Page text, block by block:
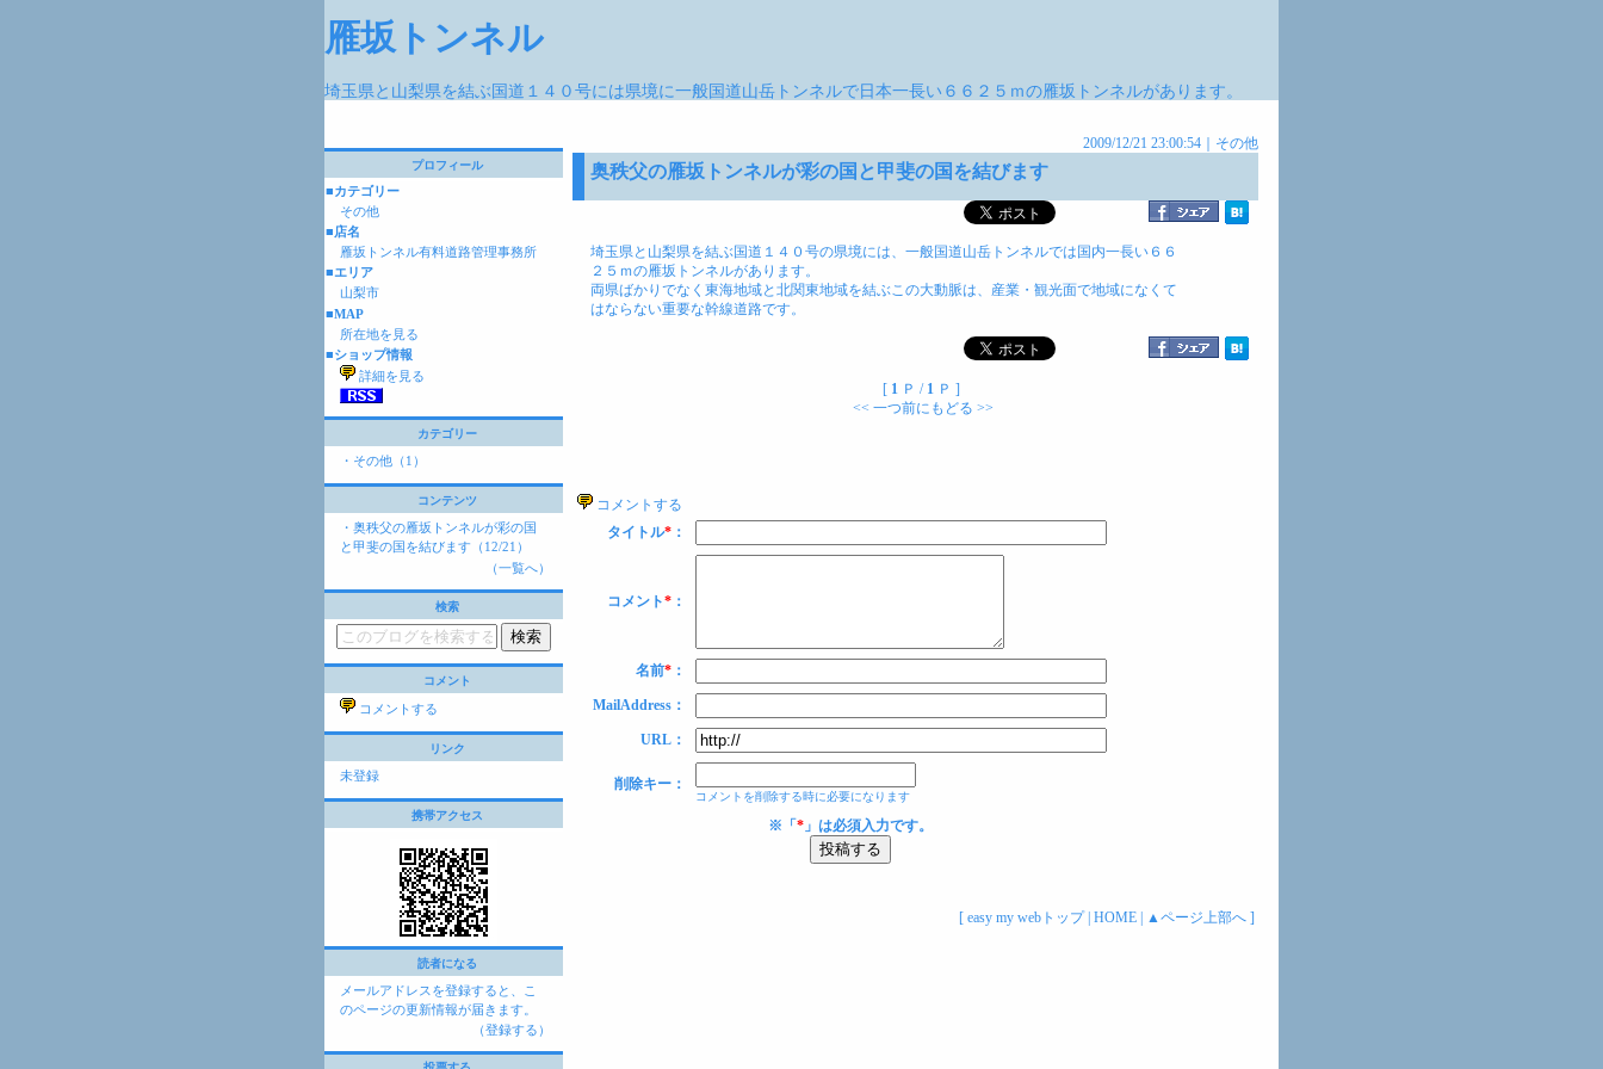
雁坂トンネル
埼玉県と山梨県を結ぶ国道１４０号には県境に一般国道山岳トンネルで日本一長い６６２５ｍの雁坂トンネルがあります。
プロフィール
■カテゴリー
その他
■店名
雁坂トンネル有料道路管理事務所
■エリア
山梨市
■MAP
所在地を見る
■ショップ情報
詳細を見る
カテゴリー
・その他（1）
コンテンツ
・奥秩父の雁坂トンネルが彩の国
と甲斐の国を結びます（12/21）
（一覧へ）
検索
コメント
コメントする
リンク
未登録
携帯アクセス
読者になる
メールアドレスを登録すると、こ
のページの更新情報が届きます。
（登録する）
2009/12/21 23:00:54｜ その他
奥秩父の雁坂トンネルが彩の国と甲斐の国を結びます
埼玉県と山梨県を結ぶ国道１４０号の県境には、一般国道山岳トンネルでは国内一長い６６
２５ｍの雁坂トンネルがあります。
両県ばかりでなく東海地域と北関東地域を結ぶこの大動脈は、産業・観光面で地域になくて
はならない重要な幹線道路です。
[ 1Ｐ / 1Ｐ ]
<< 一つ前にもどる >>
コメントする
タイトル* ：
コメント* ：
名前* ：
MailAddress：
URL：
削除キー：
コメントを削除する時に必要になります
※「 *」は必須入力です。
[ easy my webトップ| HOME ▲ページ上部へ ]